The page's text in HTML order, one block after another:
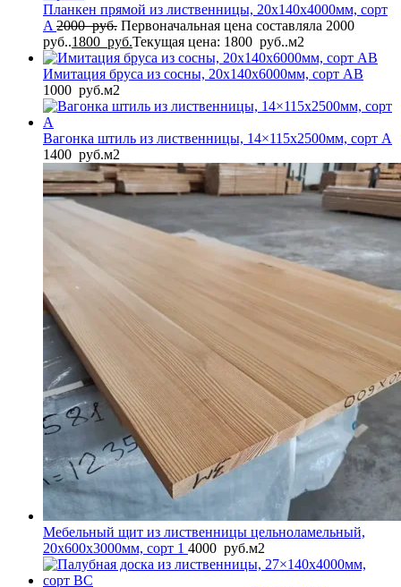
Планкен прямой из лиственницы, 20x140x4000мм, сорт
A 2000руб. Первоначальная цена составляла 2000
руб..1800 руб.Текущая цена: 1800 руб..м2
Имитация бруса из сосны, 20x140x6000мм, сорт AB
1000 руб.м2
Вагонка штиль из лиственницы, 14×115x2500мм, сорт A
1400 руб.м2
Мебельный щит из лиственницы цельноламельный,
20x600x3000мм, сорт 1 4000 руб.м2